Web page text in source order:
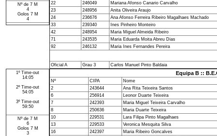
Nº de 7 M
4
Golos 7 M
4
22
246049
Mariana Afonso Canario Carvalho
23
248956
Anita Oliveira Araujo
24
236676
Ana Afonso Ferreira Ribeiro Magalhaes Machado
33
239340
Ines Pinheiro Monteiro
42
248954
Maria Miguel Almeida Ribeiro
71
243535
Maria Eduarda Moita Abreu Dias
92
246132 Maria Ines Fernandes Pereira
Oficial A Grau 3
Carlos Manuel Pinto Baldaia
1º Time-out
14:05
2º Time-out
54:05
3º Time-out
59:50
Nº de 7 M
6
Golos 7 M
3
Equipa B ::
Nº CIPA
Nome
2
243644
Ana Rita Teixeira Santos
6
256914
Leonor Duarte Teixeira
7
242393
Maria Miguel Teixeira Carvalho
8
250636
Maria Duarte Teixeira
10
229531
Lara Filipa Pinto Magalhaes
13
229533
Veronica Mesquita Silva
16
242397
Maria Ribeiro Goncalves